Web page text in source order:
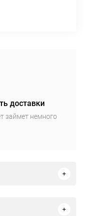
доставки
займет немного